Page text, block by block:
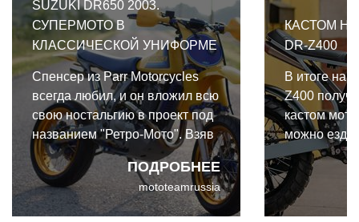
SUZUKI DR650 2003.
СУПЕРМОТО В
КЛАССИЧЕСКОЙ УНИФОРМЕ
ПОДРОБНЕЕ
Спенсер из Parr Motorcycles
всегда любил, и он вложил всю
свою ностальгию в проект под
названием "Ретро-Мото". Взяв
за основу Suzuki DR650 2003
года он создал урезанное
современное Supermoto,
которое носит классическую
mototeamrussia
КАСТОМ НА
DR-Z400
В итоге на
Z400
кастом
можно
и по
Клиенту
городской
день.